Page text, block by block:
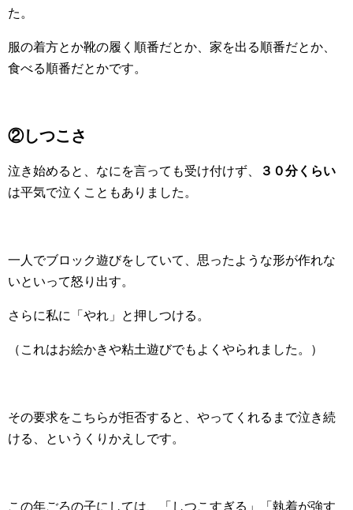
た。
服の着方とか靴の履く順番だとか、家を出る順番だとか、
食べる順番だとかです。
②しつこさ
泣き始めると、なにを言っても受け付けず、
３０分くらい
は平気で泣くこともありました。
一人でブロック遊びをしていて、思ったような形が作れな
いといって怒り出す。
さらに私に「やれ」と押しつける。
（これはお絵かきや粘土遊びでもよくやられました。）
その要求をこちらが拒否すると、やってくれるまで泣き続
ける、というくりかえしです。
この年ごろの子にしては、「しつこすぎる」「執着が強す